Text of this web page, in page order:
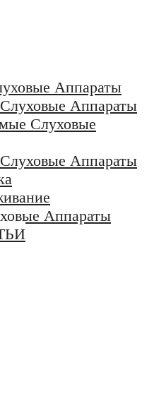
Аппараты
Аппараты
Слуховые
Аппараты
Аппараты